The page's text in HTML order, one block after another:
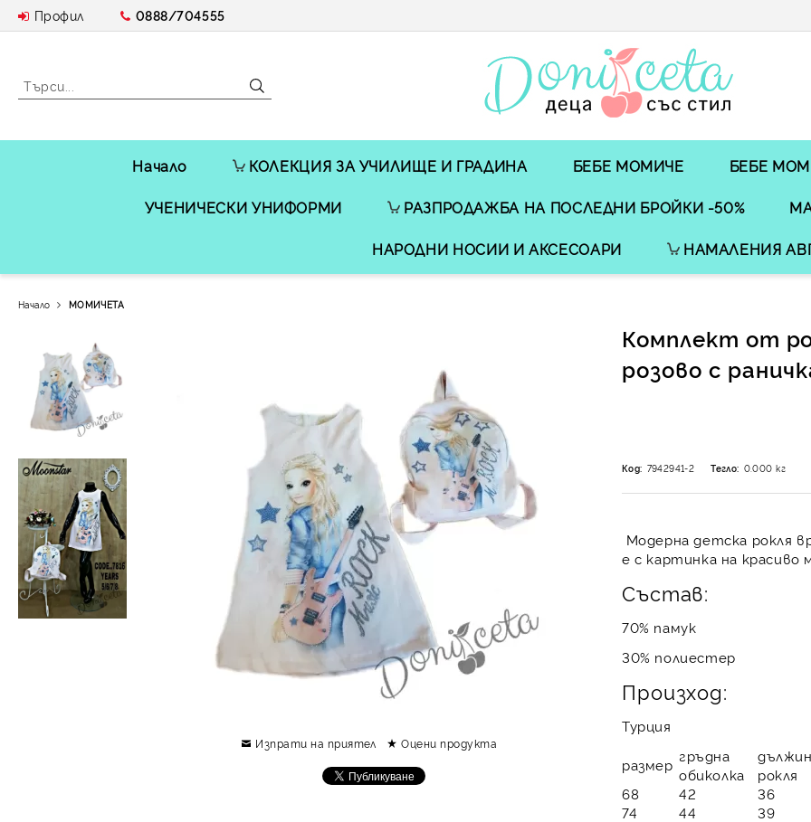
Профил 0888/704555
Начало КОЛЕКЦИЯ ЗА УЧИЛИЩЕ И ГРАДИНА БЕБЕ МОМИЧЕ БЕБЕ
УЧЕНИЧЕСКИ УНИФОРМИ РАЗПРОДАЖБА НА ПОСЛЕДНИ БРОЙКИ -50%
НАРОДНИ НОСИИ И АКСЕСОАРИ НАМАЛЕНИЯ
Начало МОМИЧЕТА
Комплект от
розово с
Код: 7942941-2 Тегло: 0.000 кг
Модерна детска рокля
е с картинка на
Състав:
70% памук
30% полиестер
Произход:
Турция
размер гръдна
обиколка
рокля
68
42
36
74
44
39
Изпрати на приятел Оцени продукта